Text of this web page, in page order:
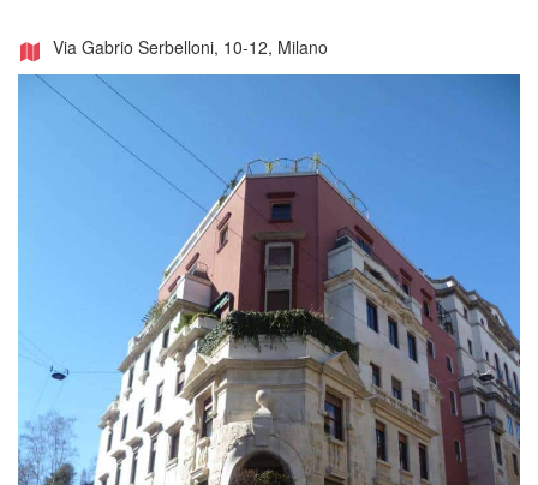
Via Gabrio Serbelloni, 10-12, Milano